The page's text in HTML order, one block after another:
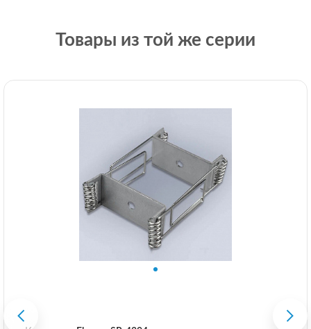
Товары из той же серии